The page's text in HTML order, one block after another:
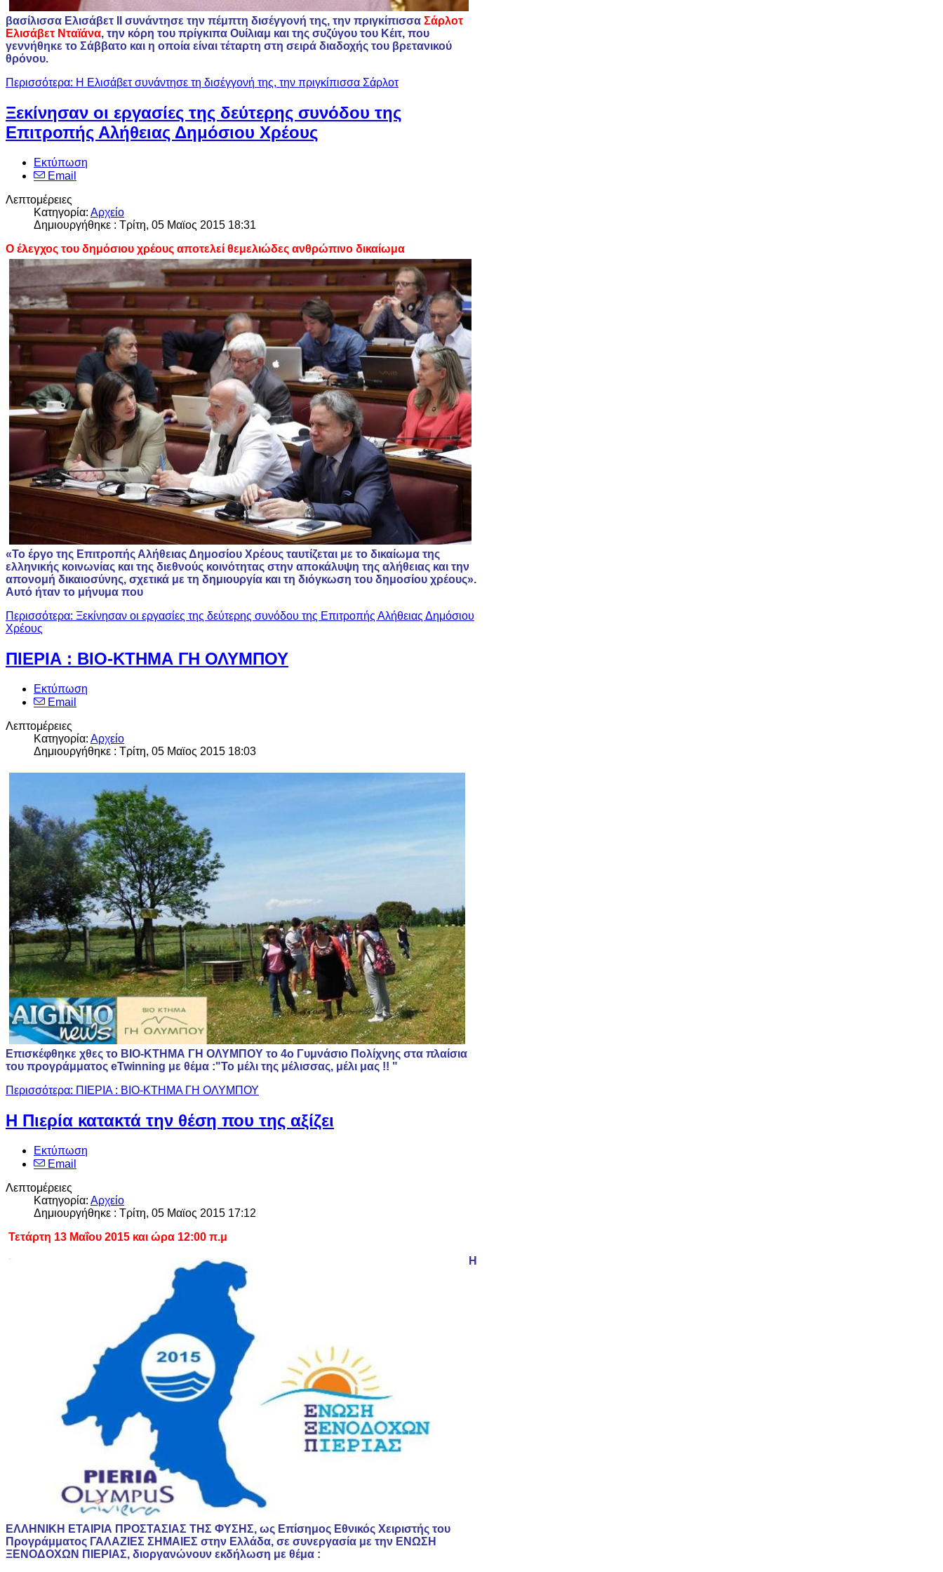
βασίλισσα Ελισάβετ ΙΙ συνάντησε την πέμπτη δισέγγονή της, την πριγκίπισσα Σάρλοτ
Ελισάβετ Νταϊάνα, την κόρη του πρίγκιπα Ουίλιαμ και της συζύγου του Κέιτ, που
γεννήθηκε το Σάββατο και η οποία είναι τέταρτη στη σειρά διαδοχής του βρετανικού
θρόνου.
Περισσότερα: Η Ελισάβετ συνάντησε τη δισέγγονή της, την πριγκίπισσα Σάρλοτ
Ξεκίνησαν οι εργασίες της δεύτερης συνόδου της
Επιτροπής Αλήθειας Δημόσιου Χρέους
Εκτύπωση
Email
Λεπτομέρειες
Κατηγορία: Αρχείο
Δημιουργήθηκε : Τρίτη, 05 Μαϊος 2015 18:31
Ο έλεγχος του δημόσιου χρέους αποτελεί θεμελιώδες ανθρώπινο δικαίωμα
«Το έργο της Επιτροπής Αλήθειας Δημοσίου Χρέους ταυτίζεται με το δικαίωμα της
ελληνικής κοινωνίας και της διεθνούς κοινότητας στην αποκάλυψη της αλήθειας και την
απονομή δικαιοσύνης, σχετικά με τη δημιουργία και τη διόγκωση του δημοσίου χρέους».
Αυτό ήταν το μήνυμα που
Περισσότερα: Ξεκίνησαν οι εργασίες της δεύτερης συνόδου της Επιτροπής Αλήθειας Δημόσιου
Χρέους
ΠΙΕΡΙΑ : ΒΙΟ-ΚΤΗΜΑ ΓΗ ΟΛΥΜΠΟΥ
Εκτύπωση
Email
Λεπτομέρειες
Κατηγορία: Αρχείο
Δημιουργήθηκε : Τρίτη, 05 Μαϊος 2015 18:03
Επισκέφθηκε χθες το ΒΙΟ-ΚΤΗΜΑ ΓΗ ΟΛΥΜΠΟΥ το 4ο Γυμνάσιο Πολίχνης στα πλαίσια
του προγράμματος eTwinning με θέμα :"Το μέλι της μέλισσας, μέλι μας !! "
Περισσότερα: ΠΙΕΡΙΑ : ΒΙΟ-ΚΤΗΜΑ ΓΗ ΟΛΥΜΠΟΥ
Η Πιερία κατακτά την θέση που της αξίζει
Εκτύπωση
Email
Λεπτομέρειες
Κατηγορία: Αρχείο
Δημιουργήθηκε : Τρίτη, 05 Μαϊος 2015 17:12
Τετάρτη 13 Μαΐου 2015 και ώρα 12:00 π.μ
Η
ΕΛΛΗΝΙΚΗ ΕΤΑΙΡΙΑ ΠΡΟΣΤΑΣΙΑΣ ΤΗΣ ΦΥΣΗΣ, ως Επίσημος Εθνικός Χειριστής του
Προγράμματος ΓΑΛΑΖΙΕΣ ΣΗΜΑΙΕΣ στην Ελλάδα, σε συνεργασία με την ΕΝΩΣΗ
ΞΕΝΟΔΟΧΩΝ ΠΙΕΡΙΑΣ, διοργανώνουν εκδήλωση με θέμα :